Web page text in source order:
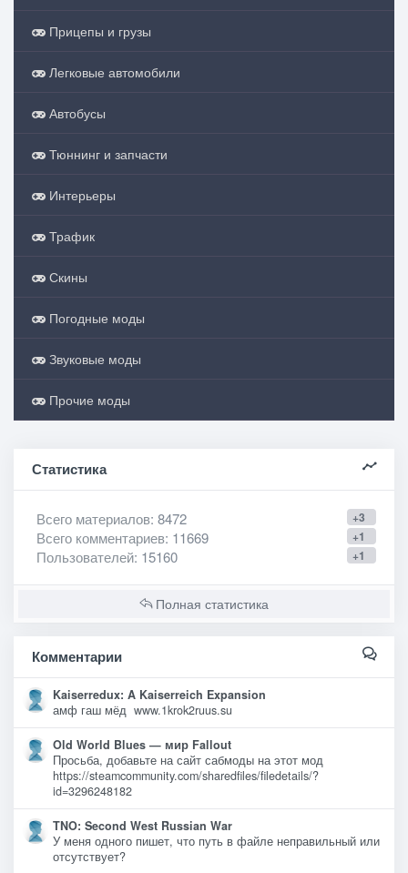
Прицепы и грузы
Легковые автомобили
Автобусы
Тюннинг и запчасти
Интерьеры
Трафик
Скины
Погодные моды
Звуковые моды
Прочие моды
Статистика
+3
Всего материалов: 8472
+1
Всего комментариев: 11669
+1
Пользователей: 15160
Полная статистика
Комментарии
Kaiserredux: A Kaiserreich Expansion
амф гаш мёд www.1krok2ruus.su
Old World Blues — мир Fallout
Просьба, добавьте на сайт сабмоды на этот мод
https://steamcommunity.com/sharedfiles/filedetails/?
id=3296248182
TNO: Second West Russian War
У меня одного пишет, что путь в файле неправильный или
отсутствует?